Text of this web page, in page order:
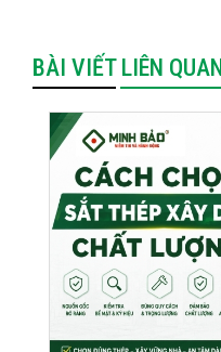
BÀI VIẾT LIÊN QUAN